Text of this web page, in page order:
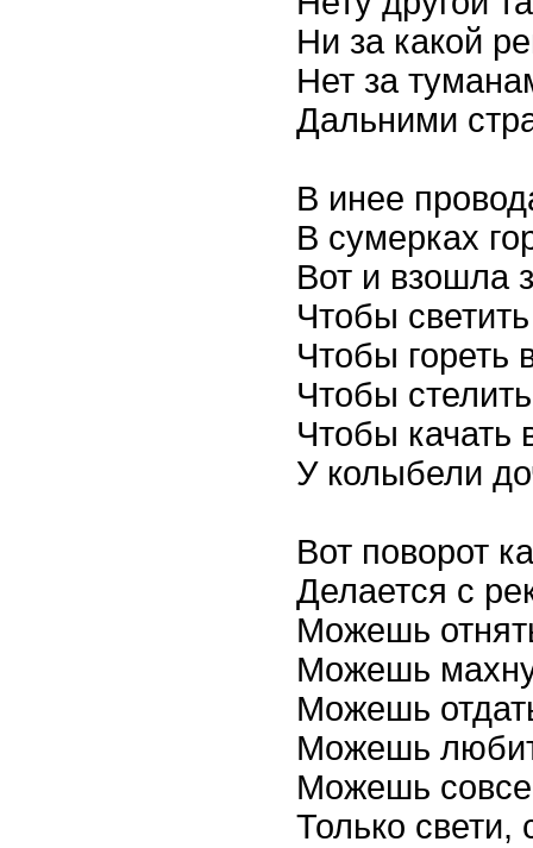
Ни за какой
Нет за
Дальними
В инее
В сумерках
Вот и взошла
Чтобы
Чтобы гореть
Чтобы
Чтобы качать
У колыбели
Вот поворот
Делается с
Можешь
Можешь
Можешь
Можешь
Можешь
Только свети,